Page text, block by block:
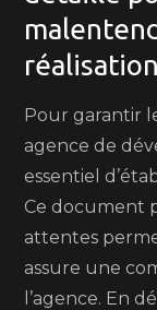
Pour garantir
agence de
essentiel
Ce document
attentes
assure une
l’agence. En